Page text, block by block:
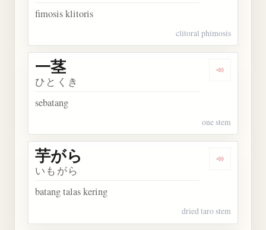
fimosis klitoris
clitoral phimosis
Dengarkan
一茎
ひとくき
sebatang
one stem
Dengarkan
芋がら
いもがら
batang talas kering
dried taro stem